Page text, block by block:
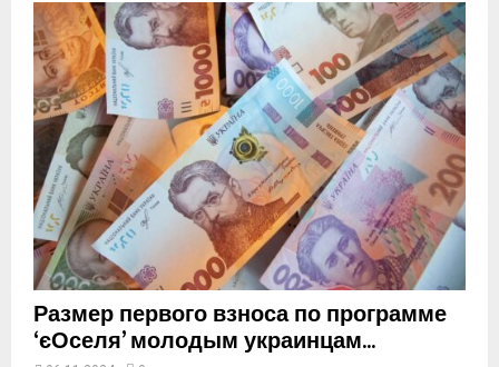
a
y
u
e
Размер первого взноса по программе
‘єОселя’ молодым украинцам...